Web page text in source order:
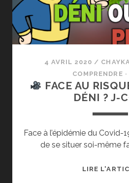
4 AVRIL 2020 /
COMPRENDRE
FACE AU
DÉNI ? J-
Face à l’épidémie du Covid-
de se situer soi-même
LIRE